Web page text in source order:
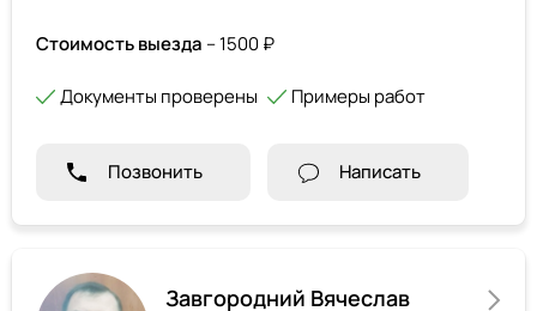
Стоимость выезда – 1500 ₽
Документы проверены Примеры работ
Позвонить Написать
Завгородний Вячеслав